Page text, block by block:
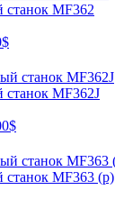
MF362
MF362J
MF363 (р)